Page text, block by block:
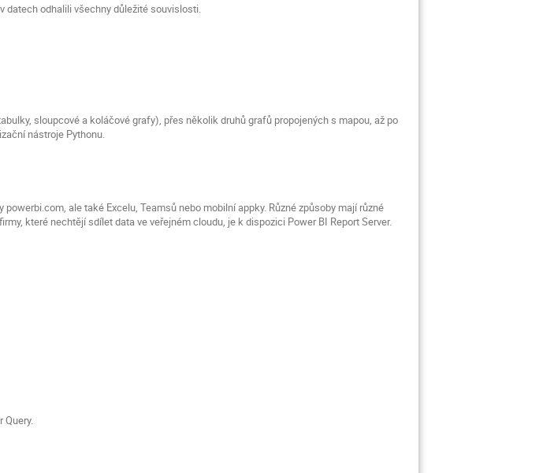
datech odhalili všechny důležité souvislosti.
sloupcové a koláčové grafy), přes několik druhů grafů propojených s mapou, až po
nástroje Pythonu.
ale také Excelu, Teamsů nebo mobilní appky. Různé způsoby mají různé
které nechtějí sdílet data ve veřejném cloudu, je k dispozici Power BI Report Server.
Query.